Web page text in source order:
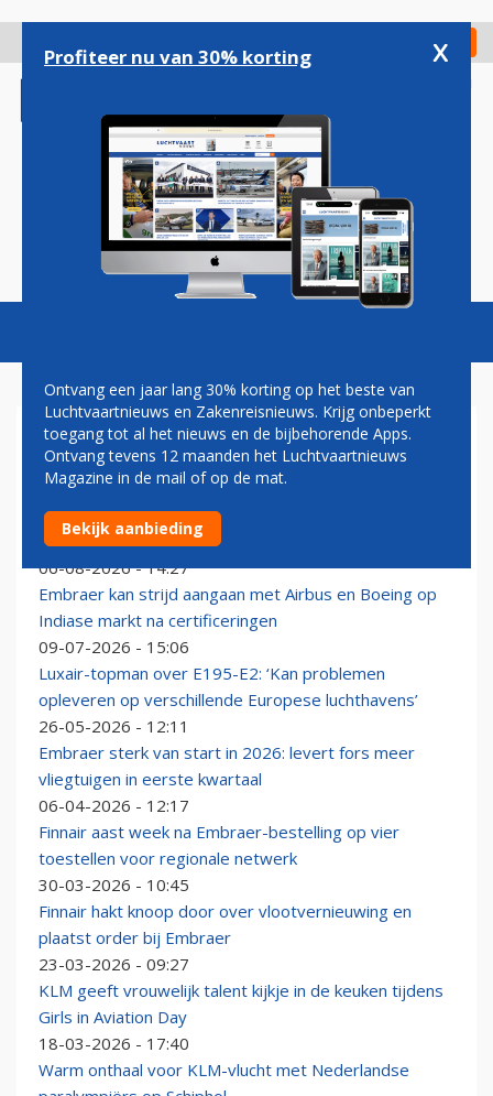
gaan
Check in
Magazine Podcasts Vacatures
EMBRAER E195-E2
Embraer E195-E2 biedt LATAM kansen: maatschappij
zet in op nieuwe bestemmingen
06-08-2026 - 14:27
Embraer kan strijd aangaan met Airbus en Boeing op
Indiase markt na certificeringen
09-07-2026 - 15:06
Luxair-topman over E195-E2: ‘Kan problemen
opleveren op verschillende Europese luchthavens’
26-05-2026 - 12:11
Embraer sterk van start in 2026: levert fors meer
vliegtuigen in eerste kwartaal
06-04-2026 - 12:17
Finnair aast week na Embraer-bestelling op vier
toestellen voor regionale netwerk
30-03-2026 - 10:45
Finnair hakt knoop door over vlootvernieuwing en
plaatst order bij Embraer
23-03-2026 - 09:27
KLM geeft vrouwelijk talent kijkje in de keuken tijdens
Girls in Aviation Day
18-03-2026 - 17:40
Warm onthaal voor KLM-vlucht met Nederlandse
Profiteer nu van 30% korting x
Ontvang een jaar lang 30% korting op het beste van
Luchtvaartnieuws en Zakenreisnieuws. Krijg onbeperkt
toegang tot al het nieuws en de bijbehorende Apps.
Ontvang tevens 12 maanden het Luchtvaartnieuws
Magazine in de mail of op de mat.
Bekijk aanbieding